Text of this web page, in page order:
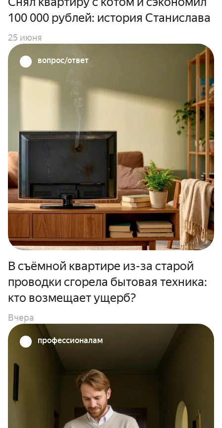
100 000 рублей: история Станислава
25 июня
вопрос/ответ
В съёмной квартире из-за старой
проводки сгорела бытовая техника:
кто возмещает ущерб?
Вчера
профессионалам